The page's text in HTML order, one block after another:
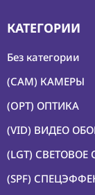
КАТЕГОРИИ
Без категории
(CAM) КАМЕРЫ
(OPT) ОПТИКА
(VID) ВИДЕО
(LGT)
(SPF)